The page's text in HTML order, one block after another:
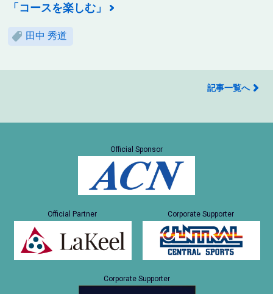
「コースを楽しむ」
田中 秀道
記事一覧へ
Official Sponsor
Official Partner Corporate Supporter
Corporate Supporter